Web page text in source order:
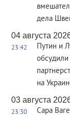
дела
04 августа
23:42
Путин и
на
03 августа
23:30
Сара